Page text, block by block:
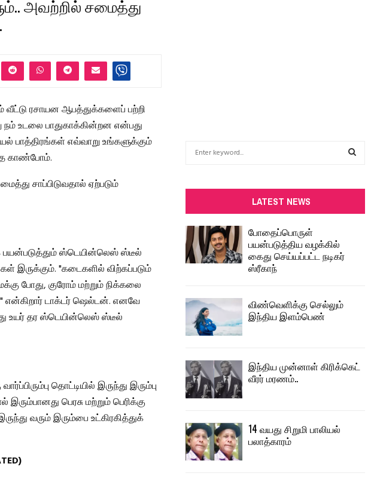
அவற்றில் சமைத்து
வீட்டு ரசாயன ஆபத்துக்களைப் பற்றி
நம் உடலை பாதுகாக்கின்றன என்பது
பாத்திரங்கள் எவ்வாறு உங்களுக்கும்
காண்போம்.
சாப்பிடுவதால் ஏற்படும்
ஸ்டெயின்லெஸ் ஸ்டீல்
இருக்கும். "கடைகளில் விற்கப்படும்
போது, குரோம் மற்றும் நிக்கலை
என்கிறார் டாக்டர் ஷெல்டன். எனவே
உயர் தர ஸ்டெயின்லெஸ் ஸ்டீல்
தொட்டியில் இருந்து இரும்பு
பெரசு மற்றும் பெரிக்கு
வரும் இரும்பை உட்கிரகித்துக்
f
o
r
:
LATEST NEWS
போதைப்பொருள்
பயன்படுத்திய வழக்கில்
கைது செய்யப்பட்ட நடிகர்
ஸ்ரீகாந்
விண்வெளிக்கு செல்லும்
இந்திய இளம்பெண்
இந்திய முன்னாள் கிரிக்கெட்
வீரர் மரணம்..
14 வயது சிறுமி பாலியல்
பலாத்காரம்